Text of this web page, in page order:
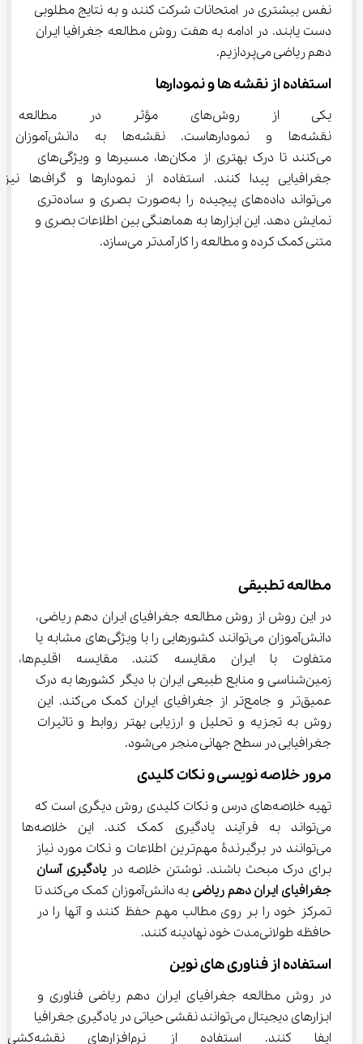
نفس بیشتری در امتحانات شرکت کنند و به نتایج مطلوبی
دست یابند. در ادامه به هفت روش مطالعه جغرافیا ایران
دهم ریاضی می‌پردازیم.
استفاده از نقشه ها و نمودارها
یکی از روش‌های مؤثر در
نقشه‌ها و نمودارهاست.
می‌کنند تا درک بهتری از مکان‌ها، مسیرها و ویژگی‌های
جغرافیایی پیدا کنند. استفاده از نمودارها و گراف‌ها نیز
می‌تواند داده‌های پیچیده را به‌صورت بصری و ساده‌تری
نمایش دهد. این ابزارها به هماهنگی بین اطلاعات بصری و
متنی کمک کرده و مطالعه را کارآمدتر می‌سازد.
مطالعه تطبیقی
در این روش از روش مطالعه جغرافیای ایران دهم ریاضی،
دانش‌آموزان می‌توانند کشورهایی را با ویژگی‌های مشابه یا
متفاوت با ایران مقایسه کنند. مقایسه اقلیم‌ها،
زمین‌شناسی و منابع طبیعی ایران با دیگر کشورها به درک
عمیق‌تر و جامع‌تر از جغرافیای ایران کمک می‌کند. این
روش به تجزیه و تحلیل و ارزیابی بهتر روابط و تاثیرات
جغرافیایی در سطح جهانی منجر می‌شود.
مرور خلاصه ‌نویسی و نکات کلیدی
تهیه خلاصه‌های درس و نکات کلیدی روش دیگری است که
می‌تواند به فرآیند یادگیری کمک کند. این خلاصه‌ها
می‌توانند در برگیرندۀ مهم‌ترین اطلاعات و نکات مورد نیاز
برای درک مبحث باشند. نوشتن خلاصه در یادگیری آسان
جغرافیای ایران دهم ریاضی
به دانش‌آموزان کمک می‌کند تا
تمرکز خود را بر روی مطالب مهم حفظ کنند و آنها را در
حافظه طولانی‌مدت خود نهادینه کنند.
استفاده از فناوری ‌های نوین
در روش مطالعه جغرافیای ایران دهم ریاضی فناوری و
ابزارهای دیجیتال می‌توانند نقشی حیاتی در یادگیری جغرافیا
ایفا کنند. استفاده از نرم‌افزارهای نقشه‌کشی،